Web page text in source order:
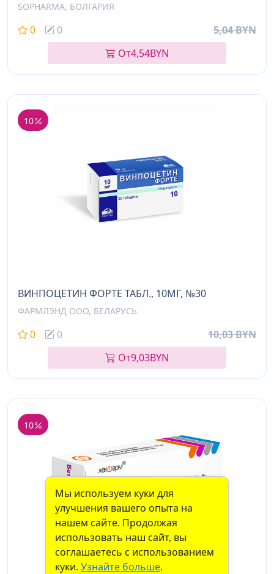
SOPHARMA, БОЛГАРИЯ
0 0
5,04 BYN
От4,54BYN
10
ВИНПОЦЕТИН ФОРТЕ ТАБЛ., 10МГ, №30
ФАРМЛЭНД ООО, БЕЛАРУСЬ
0 0
10,03 BYN
От9,03BYN
10
Мы используем куки для
улучшения вашего опыта на
нашем сайте. Продолжая
использовать наш сайт, вы
соглашаетесь с использованием
куки. Узнайте больше.